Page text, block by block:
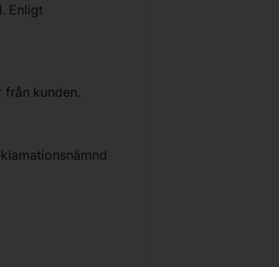
Enligt
från kunden.